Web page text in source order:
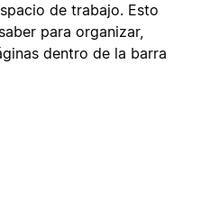
de trabajo. Esto
para organizar,
dentro de la barra